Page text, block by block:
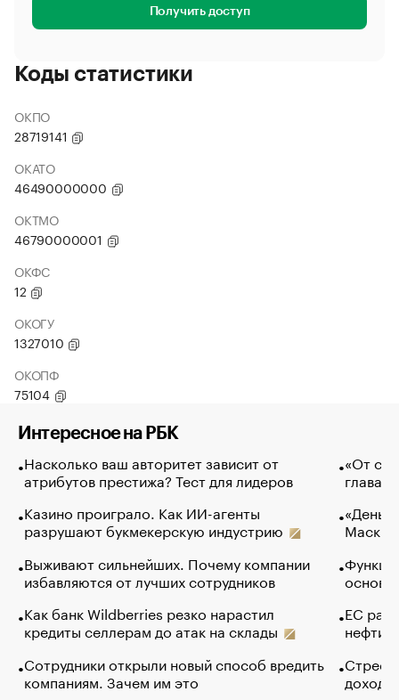
Получить доступ
Коды статистики
ОКПО
28719141
ОКАТО
46490000000
ОКТМО
46790000001
ОКФС
12
ОКОГУ
1327010
ОКОПФ
75104
Интересное на РБК
Насколько ваш авторитет зависит от
атрибутов престижа? Тест для лидеров
Казино проиграло. Как ИИ-агенты
разрушают букмекерскую индустрию
Выживают сильнейших. Почему компании
избавляются от лучших сотрудников
Как банк Wildberries резко нарастил
кредиты селлерам до атак на склады
Сотрудники открыли новый способ вредить
компаниям. Зачем им это
«От
глава
Маск в
основ
ЕС
нефти